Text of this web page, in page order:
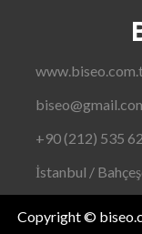
+90 (212) 535
İstanbul /
Copyright ©